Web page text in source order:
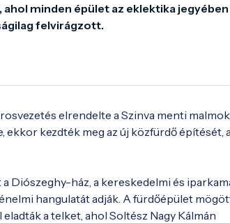
minden épület az eklektika
felvirágzott.
elrendelte a Szinva menti malmok
kezdték meg az új közfürdő építését,
Diószeghy-ház, a kereskedelmi és
hangulatát adják. A fürdőépület
a telket, ahol Soltész Nagy Kálmán